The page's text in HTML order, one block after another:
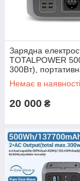
Зарядна
TOTALPOWER
300Вт),
станція Totalcool
Bluetti)
Немає в наявності
20 000 ₴